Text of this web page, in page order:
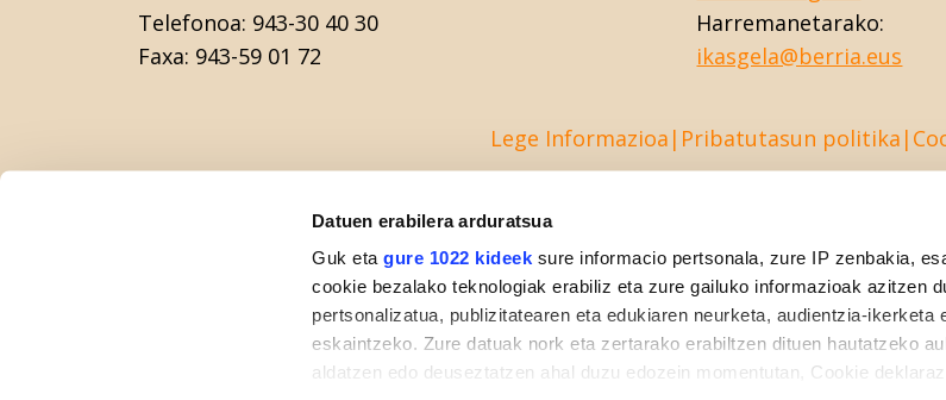
Datuen erabilera arduratsua
Guk etagure 1022 kideek sure informacio pertsonala, zure IP zenbakia,
cookie bezalako teknologiak erabiliz eta zure gailuko informazioak azitzen
pertsonalizatua, publizitatearen eta edukiaren neurketa, audientzia-ikerketa
eskaintzeko. Zure datuak nork eta zertarako erabiltzen dituen hautatzeko
aldatzen edo deuseztatzen ahal duzu edozein momentutan, Cookie
Telefonoa: 943-30 40 30
Faxa: 943-59 01 72
Harremanetarako:
ikasgela@berria.eus
Lege Informazioa Pribatutasun politika